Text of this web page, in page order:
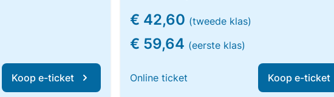
Koop e-ticket
€ 42,60 (tweede klas)
€ 59,64 (eerste klas)
Online ticket Koop e-ticket